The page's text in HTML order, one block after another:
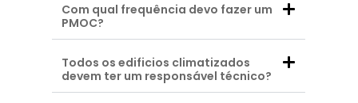
Com qual frequência devo fazer um
PMOC?
Todos os edificios climatizados
devem ter um responsável técnico?